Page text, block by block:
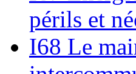
périls et
I68 Le